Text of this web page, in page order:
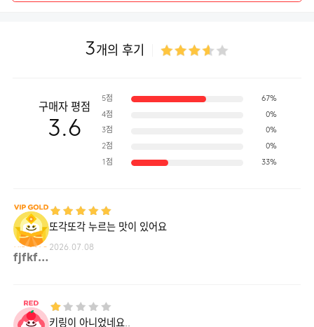
3개의 후기
구매자 평점
3.6
5점 67%
4점 0%
3점 0%
2점 0%
1점 33%
fjfkf**
또각또각 누르는 맛이 있어요
2026.07.08
키링이 아니었네요..